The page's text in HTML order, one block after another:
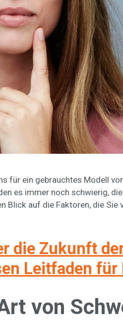
für ein gebrauchtes Modell
es immer noch schwierig,
Blick auf die Faktoren, die Sie
die Zukunft
Leitfaden
von